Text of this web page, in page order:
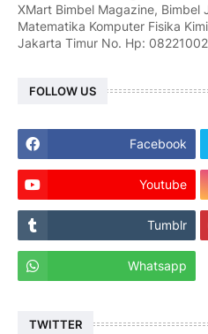
XMart Bimbel Magazine, Bimbel
Matematika Komputer Fisika
Jakarta Timur No. Hp:
FOLLOW US
Facebook
Youtube
Tumblr
Whatsapp
TWITTER